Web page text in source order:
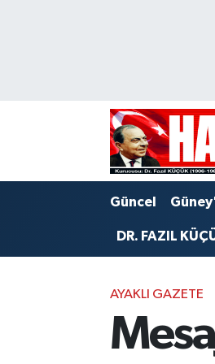
Güncel
DR. FAZIL
AYAKLI GAZETE
Trafik Durumu
Puan Durumu ve Fikstür